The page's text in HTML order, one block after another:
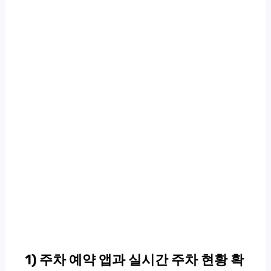
1) 주차 예약 앱과 실시간 주차 현황 확